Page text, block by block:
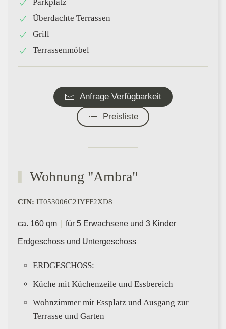
Überdachte Terrassen
Grill
Terrassenmöbel
Anfrage Verfügbarkeit
Preisliste
Wohnung "Ambra"
CIN: IT053006C2JYFF2XD8
ca. 160 qm für 5 Erwachsene und 3 Kinder
Erdgeschoss und Untergeschoss
ERDGESCHOSS:
Küche mit Küchenzeile und Essbereich
Wohnzimmer mit Essplatz und Ausgang zur
Terrasse und Garten